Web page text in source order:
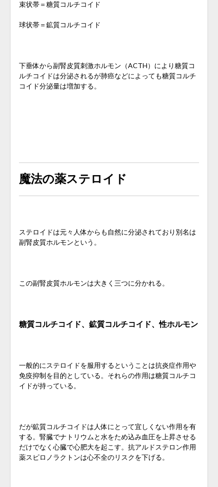
束状帯＝糖質コルチコイド
球状帯＝鉱質コルチコイド
下垂体から副腎皮質刺激ホルモン（ACTH）により糖質コ
ルチコイドは分泌されるが肺癌などによっても糖質コルチ
コイド分泌量は増加する。
魔法の薬ステロイド
ステロイドは元々人体からも自然に分泌されており 別名は
副腎皮質ホルモンという。
この副腎皮質ホルモンは大きく三つに分かれる。
糖質コルチコイド、鉱質コルチコイド、性ホルモン
一般的にステロイドを服用するということは抗炎症作用や
免疫抑制を目的としている。それらの作用は糖質コルチコ
イドが持っている。
だが鉱質コルチコイドは人体にとって宜しくない作用を有
する。腎臓でナトリウムと水をため込み血圧を上昇させる
だけでなく心臓で心肥大を起こす。抗アルドステロン作用
薬スピロノラクトンは心不全のリスクを下げる。